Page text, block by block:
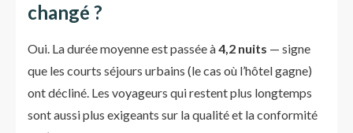
changé ?
Oui. La durée moyenne est passée à4,2 nuits — signe
que les courts séjours urbains (le cas où l’hôtel gagne)
ont décliné. Les voyageurs qui restent plus longtemps
sont aussi plus exigeants sur la qualité et la conformité